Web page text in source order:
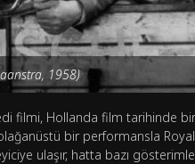
1958)
filmi, Hollanda film tarihinde
bir performansla
ulaşır, hatta bazı